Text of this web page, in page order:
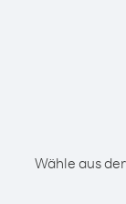
Wähle aus